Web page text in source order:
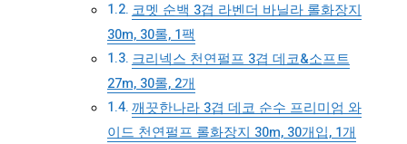
코멧 순백 3겹 라벤더 바닐라 롤화장지
30m, 30롤, 1팩
크리넥스 천연펄프 3겹 데코&소프트
27m, 30롤, 2개
깨끗한나라 3겹 데코 순수 프리미엄 와
이드 천연펄프 롤화장지 30m, 30개입, 1개